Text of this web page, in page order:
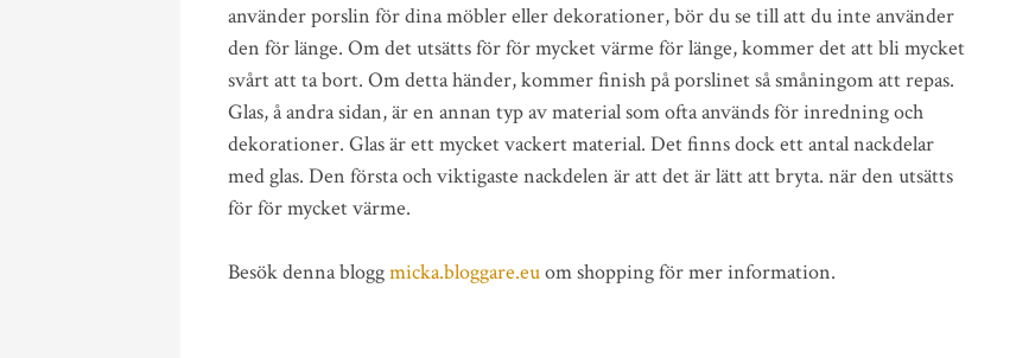
använder porslin för dina möbler eller dekorationer, bör du se till att du inte använder
den för länge. Om det utsätts för för mycket värme för länge, kommer det att bli mycket
svårt att ta bort. Om detta händer, kommer finish på porslinet så småningom att repas.
Glas, å andra sidan, är en annan typ av material som ofta används för inredning och
dekorationer. Glas är ett mycket vackert material. Det finns dock ett antal nackdelar
med glas. Den första och viktigaste nackdelen är att det är lätt att bryta. när den utsätts
för för mycket värme.
Besök denna bloggmicka.bloggare.euom shopping för mer information.